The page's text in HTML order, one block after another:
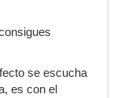
se escucha
es con el